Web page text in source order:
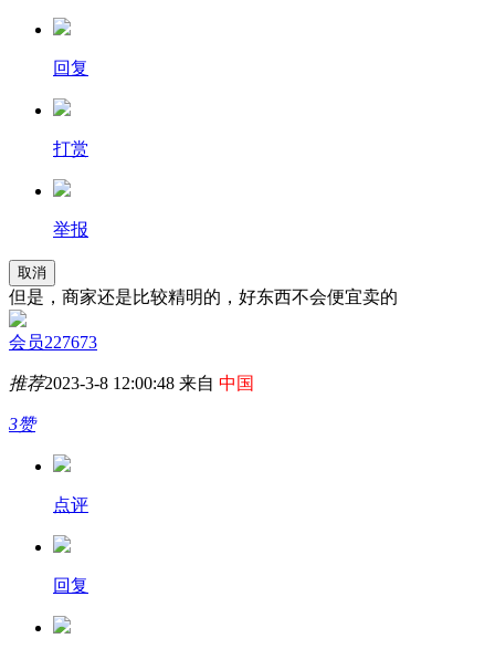
回复
打赏
举报
取消
但是，商家还是比较精明的，好东西不会便宜卖的
会员227673
推荐2023-3-8 12:00:48 来自 中国
3赞
点评
回复